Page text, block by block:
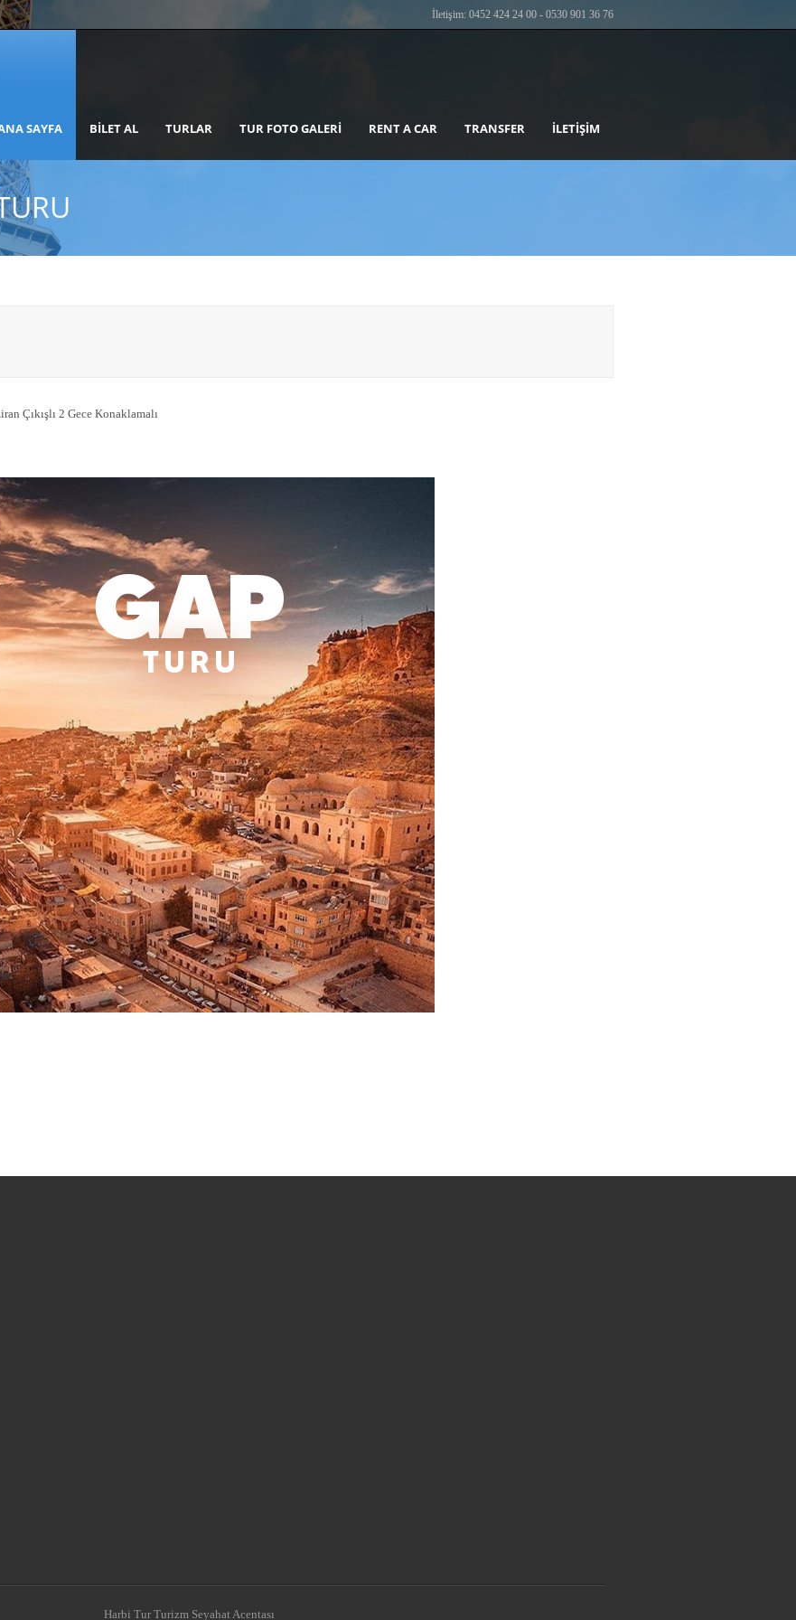
İletişim: 0452 424 24 00 - 0530 901 36 76
SAYFA BILET AL TURLAR TUR FOTO GALERI RENT A CAR TRANSFER İLETIŞIM
Çıkışlı 2 Gece Konaklamalı
Harbi Tur Turizm Seyahat Acentası